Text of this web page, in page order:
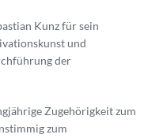
Kunz für sein
und
der
Zugehörigkeit zum
zum